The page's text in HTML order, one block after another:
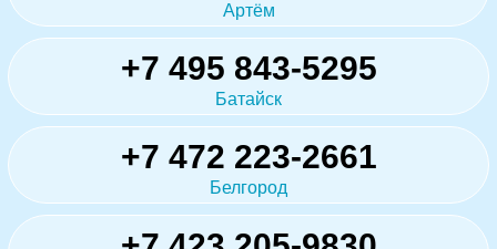
Артём
+7 495 843-5295
Батайск
+7 472 223-2661
Белгород